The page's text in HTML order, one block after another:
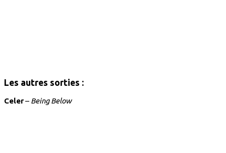
Les autres sorties :
Celer– Being Below